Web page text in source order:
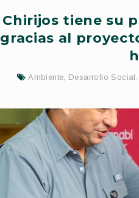
Chirijos tiene su
gracias al
Ambiente, Desarrollo Social ,